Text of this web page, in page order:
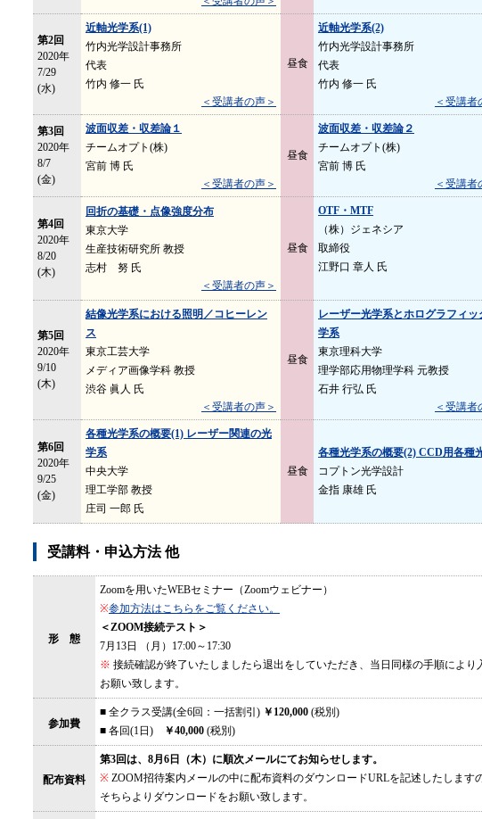
第2回
2020年
7/29
(水)
近軸光学系(1)
竹内光学設計事務所
代表
竹内 修一 氏
＜受講者の声＞
昼食
近軸光学系(2)
竹内光学設計事務所
代表
竹内 修一 氏
＜受講者
第3回
2020年
8/7
(金)
波面収差・収差論１
チームオプト(株)
宮前 博 氏
＜受講者の声＞
昼食
波面収差・収差論２
チームオプト(株)
宮前 博 氏
＜受講者
第4回
2020年
8/20
(木)
回折の基礎・点像強度分布
東京大学
生産技術研究所 教授
志村 努 氏
＜受講者の声＞
昼食
OTF・MTF
（株）ジェネシア
取締役
江野口 章人 氏
第5回
2020年
9/10
(木)
結像光学系における照明／コヒーレン
ス
東京工芸大学
メディア画像学科 教授
渋谷 眞人 氏
＜受講者の声＞
昼食
レーザー光学系とホログラフィッ
学系
東京理科大学
理学部応用物理学科 元教授
石井 行弘 氏
＜受講者
第6回
2020年
9/25
(金)
各種光学系の概要(1) レーザー関連の光
学系
中央大学
理工学部 教授
庄司 一郎 氏
昼食
各種光学系の概要(2) CCD用各種
コプトン光学設計
金指 康雄 氏
受講料・申込方法 他
形 態
Zoomを用いたWEBセミナー（Zoomウェビナー）
※参加方法はこちらをご覧ください。
＜ZOOM接続テスト＞
7月13日 （月）17:00～17:30
※ 接続確認が終了いたしましたら退出をしていただき、当日同様の手順により
お願い致します。
参加費
■ 全クラス受講(全6回：一括割引) ￥120,000 (税別)
■ 各回(1日)
￥40,000 (税別)
配布資料
第3回は、8月6日（木）に順次メールにてお知らせします。
※ ZOOM招待案内メールの中に配布資料のダウンロードURLを記述したしますの
そちらよりダウンロードをお願い致します。